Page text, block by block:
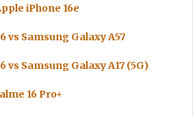
iPhone 16e
vs Samsung Galaxy A57
vs Samsung Galaxy A17 (5G)
16 Pro+